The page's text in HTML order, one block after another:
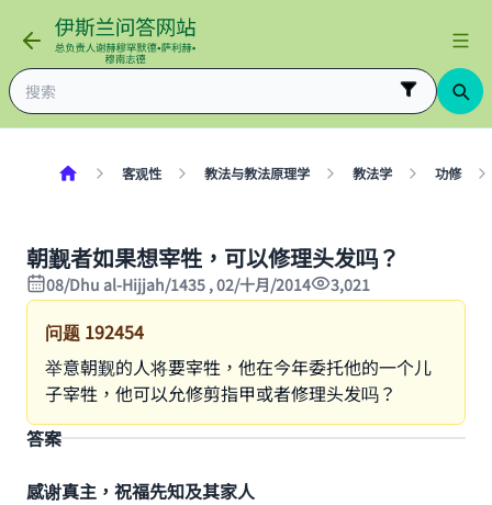
客观性 教法与教法原理学 教法学 功修
朝觐者如果想宰牲，可以修理头发吗？
08/Dhu al-Hijjah/1435 , 02/十月/2014 3,021
问题 192454
举意朝觐的人将要宰牲，他在今年委托他的一个儿
子宰牲，他可以允修剪指甲或者修理头发吗？
答案
感谢真主，祝福先知及其家人